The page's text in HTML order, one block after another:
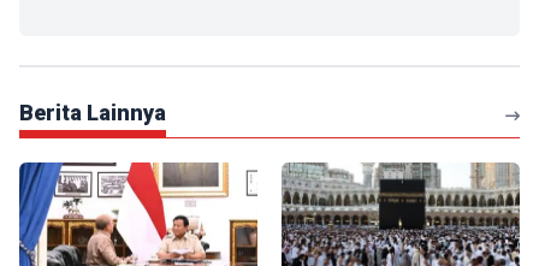
Berita Lainnya